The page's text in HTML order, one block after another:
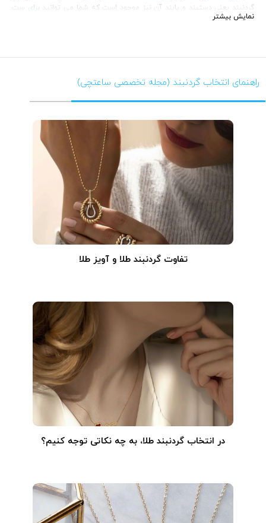
گردنبند یعنی دستبند و پابند آن نیز موجود است که شما می توانید برای ست
کردن، این دو محصول را نیز خریداری کنید. محصولات مشابه این گردنبند نیز در
انتخاب کنید.
نمایش بیشتر
راهنمای انتخاب گردنبند (مجله تخصصی ساعتچی)
تفاوت گردنبند طلا و آویز طلا
در انتخاب گردنبند طلا‌، به چه نکاتی توجه کنیم؟